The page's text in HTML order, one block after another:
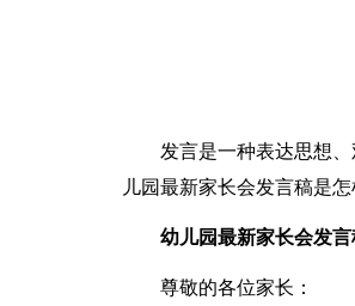
发言是一种表达思想
儿园最新家长会发言稿是
幼儿园最新家长会发
尊敬的各位家长：